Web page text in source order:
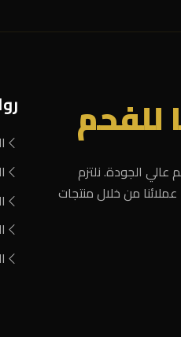
للفحم
عالي الجودة. نلتزم
من خلال منتجات